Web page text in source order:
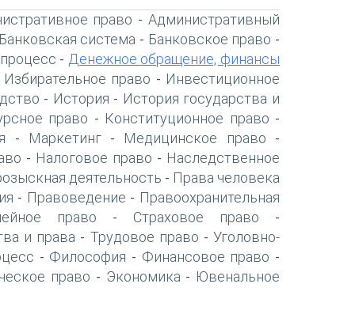
право -Административный
Банковская система - Банковское право -
- Денежное обращение, финансы
Избирательное право - Инвестиционное
- История - История государства и
право - Конституционное право -
- Маркетинг- Медицинское право -
- Налоговое право - Наследственное
деятельность - Права человека
- Правоведение - Правоохранительная
право - Страховое право -
и права - Трудовое право -Уголовно-
- Философия - Финансовое право -
право - Экономика - Ювенальное